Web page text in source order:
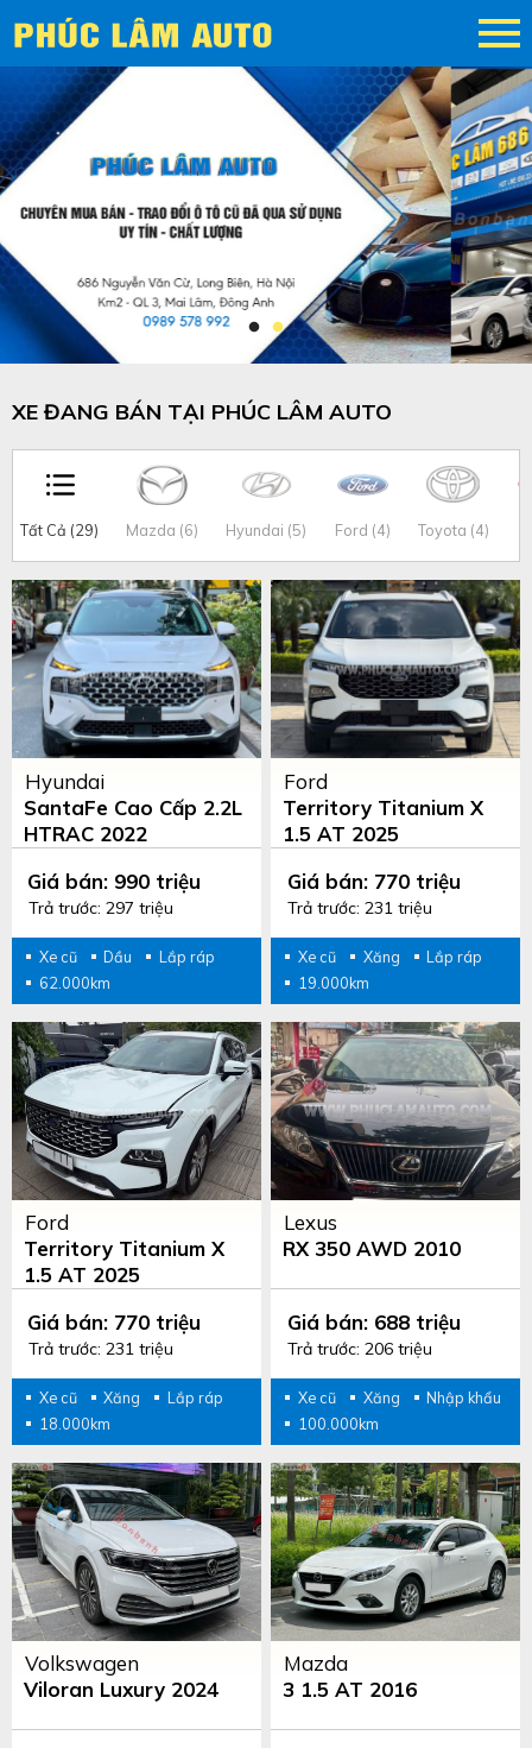
XE ĐANG BÁN TẠI PHÚC LÂM AUTO
Tất Cả (29) Mazda (6) Hyundai (5) Ford (4) Toyota (4)
Hyundai
SantaFe Cao Cấp 2.2L
HTRAC 2022
Giá bán: 990 triệu
Trả trước: 297 triệu
Xe cũ Dầu
Lắp ráp
62.000km
Ford
Territory Titanium X
1.5 AT 2025
Giá bán: 770 triệu
Trả trước: 231 triệu
Xe cũ Xăng
Lắp ráp
19.000km
Ford
Territory Titanium X
1.5 AT 2025
Giá bán: 770 triệu
Trả trước: 231 triệu
Xe cũ Xăng
Lắp ráp
18.000km
Lexus
RX 350 AWD 2010
Giá bán: 688 triệu
Trả trước: 206 triệu
Xe cũ Xăng
Nhập khẩu
100.000km
Volkswagen
Viloran Luxury 2024
Mazda
3 1.5 AT 2016